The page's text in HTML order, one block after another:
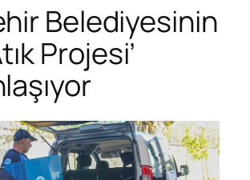
Belediyesinin
Projesi’